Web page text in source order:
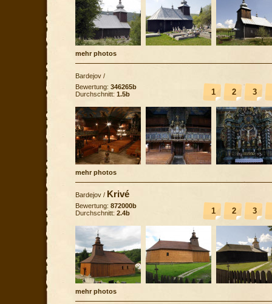
mehr photos
Bardejov /
1 2 3
Bewertung: 346265b
Durchschnitt: 1.5b
mehr photos
Bardejov / Krivé
1 2 3
Bewertung: 872000b
Durchschnitt: 2.4b
mehr photos